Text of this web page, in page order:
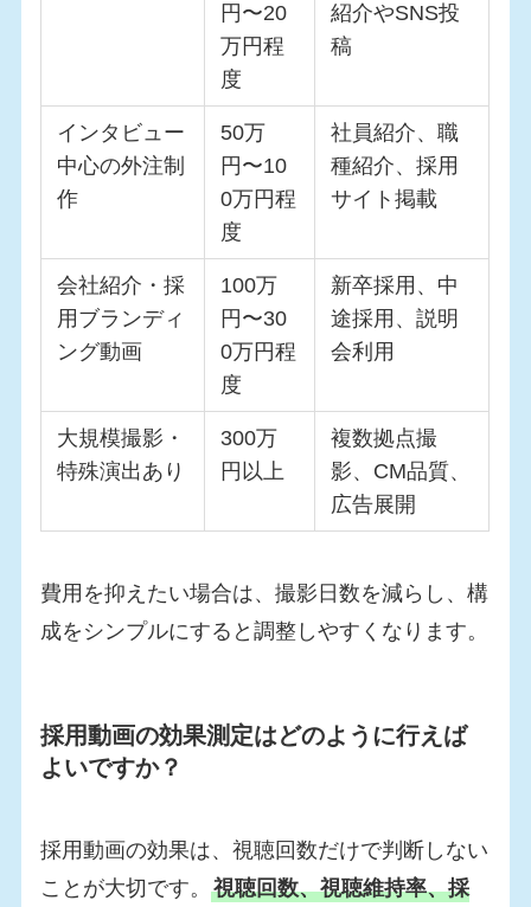
円〜20
万円程
度
紹介やSNS投
稿
インタビュー
中心の外注制
作
50万
円〜10
0万円程
度
社員紹介、職
種紹介、採用
サイト掲載
会社紹介・採
用ブランディ
ング動画
100万
円〜30
0万円程
度
新卒採用、中
途採用、説明
会利用
大規模撮影・
特殊演出あり
300万
円以上
複数拠点撮
影、CM品質、
広告展開
費用を抑えたい場合は、撮影日数を減らし、構
成をシンプルにすると調整しやすくなります。
採用動画の効果測定はどのように行えば
よいですか？
採用動画の効果は、視聴回数だけで判断しない
ことが大切です。視聴回数、視聴維持率、採